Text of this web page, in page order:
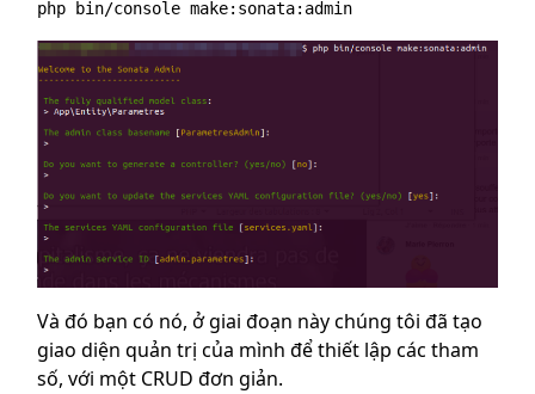
Và đó bạn có nó, ở giai đoạn này chúng tôi đã tạo
giao diện quản trị của mình để thiết lập các tham
số, với một CRUD đơn giản.